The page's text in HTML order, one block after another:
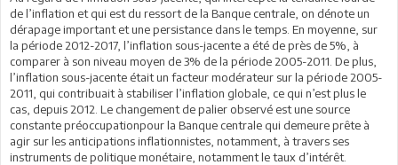
de l’inflation et qui est du ressort de la Banque centrale, on dénote un
dérapage important et une persistance dans le temps. En moyenne, sur
la période 2012-2017, l’inflation sous-jacente a été de près de 5%, à
comparer à son niveau moyen de 3% de la période 2005-2011. De plus,
l’inflation sous-jacente était un facteur modérateur sur la période 2005-
2011, qui contribuait à stabiliser l’inflation globale, ce qui n’est plus le
cas, depuis 2012. Le changement de palier observé est une source
constante préoccupationpour la Banque centrale qui demeure prête à
agir sur les anticipations inflationnistes, notamment, à travers ses
instruments de politique monétaire, notamment le taux d’intérêt.